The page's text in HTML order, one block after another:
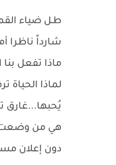
طـل ضياء
شارداً ناظرا
ماذا تفعل بنا
لماذا الحياة
يُحبها...غارق
هي من وضعت
دون إعلان